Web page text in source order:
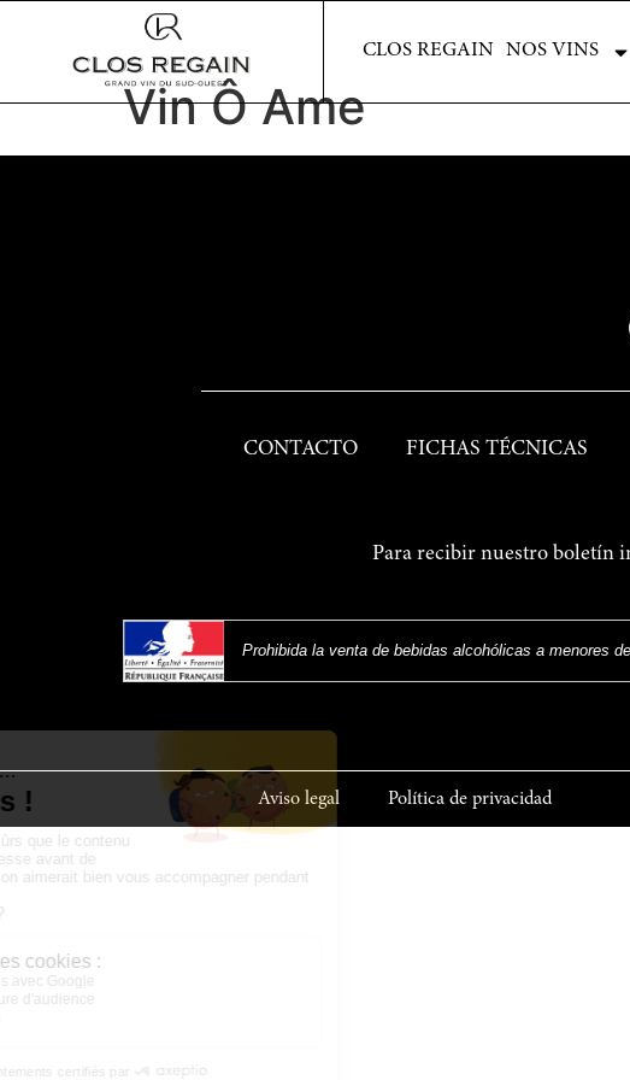
CLOS REGAIN NOS VINS
Vin Ô Ame
CONTACTO FICHAS TÉCNICAS
Para recibir nuestro boletín
Prohibida la venta de bebidas alcohólicas a menores
Aviso legal Política de privacidad